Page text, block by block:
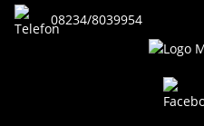
08234/8039954